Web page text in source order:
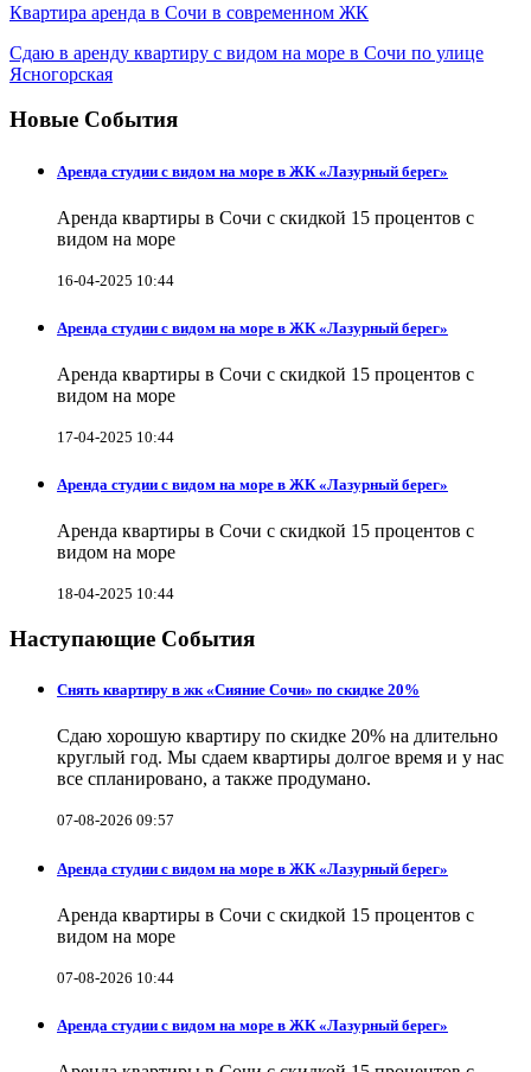
Квартира аренда в Сочи в современном ЖК
Сдаю в аренду квартиру с видом на море в Сочи по улице
Ясногорская
Новые События
Аренда студии с видом на море в ЖК «Лазурный берег»
Аренда квартиры в Сочи с скидкой 15 процентов с
видом на море
16-04-2025 10:44
Аренда студии с видом на море в ЖК «Лазурный берег»
Аренда квартиры в Сочи с скидкой 15 процентов с
видом на море
17-04-2025 10:44
Аренда студии с видом на море в ЖК «Лазурный берег»
Аренда квартиры в Сочи с скидкой 15 процентов с
видом на море
18-04-2025 10:44
Наступающие События
Снять квартиру в жк «Сияние Сочи» по скидке 20%
Сдаю хорошую квартиру по скидке 20% на длительно
круглый год. Мы сдаем квартиры долгое время и у нас
все спланировано, а также продумано.
07-08-2026 09:57
Аренда студии с видом на море в ЖК «Лазурный берег»
Аренда квартиры в Сочи с скидкой 15 процентов с
видом на море
07-08-2026 10:44
Аренда студии с видом на море в ЖК «Лазурный берег»